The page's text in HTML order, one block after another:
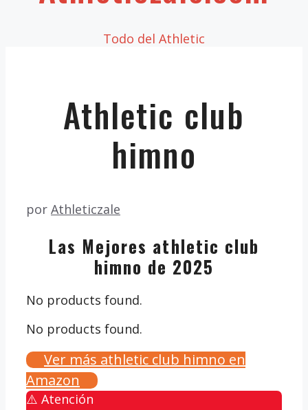
Todo del Athletic
Athletic club
himno
por Athleticzale
Las Mejores athletic club
himno de 2025
No products found.
No products found.
Ver más athletic club himno en
Amazon
⚠️ Atención